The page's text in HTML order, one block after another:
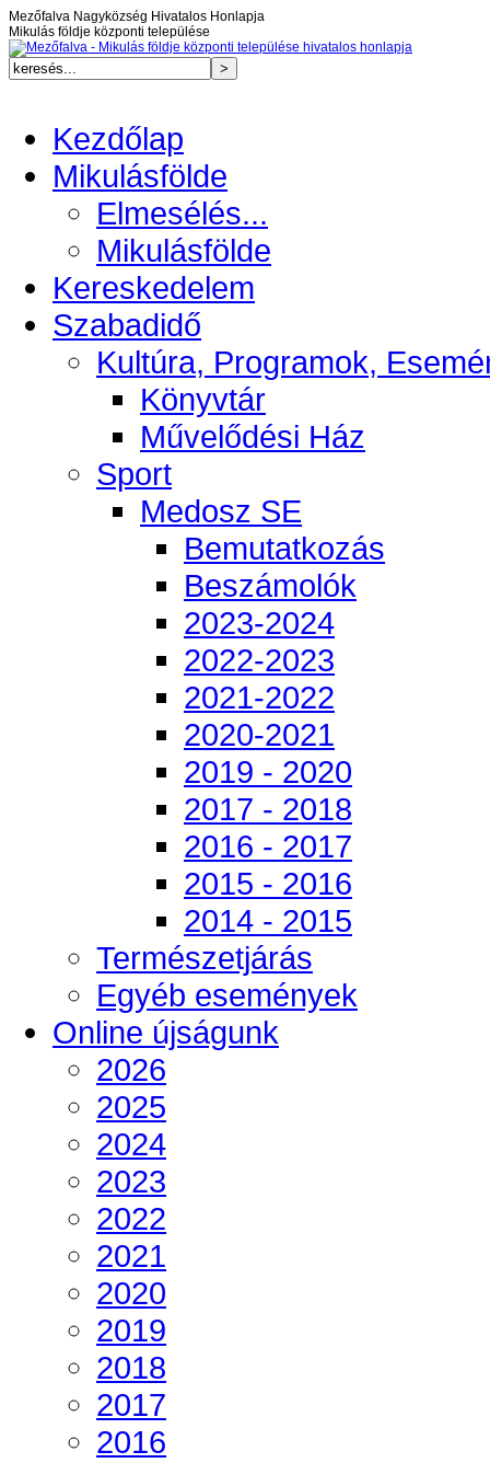
Mezőfalva Nagyközség Hivatalos Honlapja
Mikulás földje központi települése
Kezdőlap
Mikulásfölde
Elmesélés...
Mikulásfölde
Kereskedelem
Szabadidő
Kultúra, Programok,
Könyvtár
Művelődési Ház
Sport
Medosz SE
Bemutatkozás
Beszámolók
2023-2024
2022-2023
2021-2022
2020-2021
2019 - 2020
2017 - 2018
2016 - 2017
2015 - 2016
2014 - 2015
Természetjárás
Egyéb események
Online újságunk
2026
2025
2024
2023
2022
2021
2020
2019
2018
2017
2016